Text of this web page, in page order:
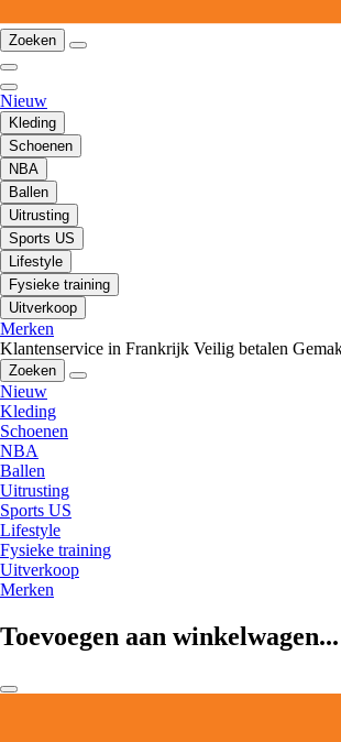
Zoeken
Nieuw
Kleding
Schoenen
NBA
Ballen
Uitrusting
Sports US
Lifestyle
Fysieke training
Uitverkoop
Merken
Klantenservice in Frankrijk Veilig betalen
Zoeken
Nieuw
Kleding
Schoenen
NBA
Ballen
Uitrusting
Sports US
Lifestyle
Fysieke training
Uitverkoop
Merken
Toevoegen aan winkelwagen...